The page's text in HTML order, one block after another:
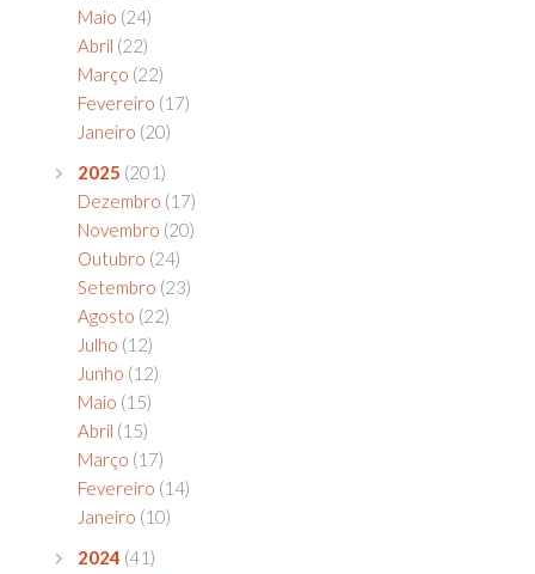
Maio (24)
Abril (22)
Março (22)
Fevereiro (17)
Janeiro (20)
2025 (201)
Dezembro (17)
Novembro (20)
Outubro (24)
Setembro (23)
Agosto (22)
Julho (12)
Junho (12)
Maio (15)
Abril (15)
Março (17)
Fevereiro (14)
Janeiro (10)
2024 (41)